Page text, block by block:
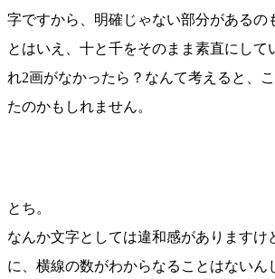
字ですから、明確じゃない部分があるの
とはいえ、十と千をそのまま素直にして
れ2画がなかったら？なんて考えると、
たのかもしれません。
とち。
なんか文字としては違和感がありますけ
に、横線の数がわからなることはないん